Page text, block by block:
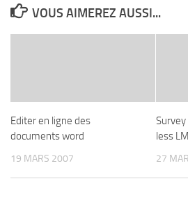
VOUS AIMEREZ AUSSI...
Editer en ligne des
documents word
19 MARS 2007
less
27